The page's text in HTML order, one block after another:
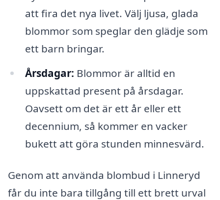
att fira det nya livet. Välj ljusa, glada
blommor som speglar den glädje som
ett barn bringar.
Årsdagar: Blommor är alltid en
uppskattad present på årsdagar.
Oavsett om det är ett år eller ett
decennium, så kommer en vacker
bukett att göra stunden minnesvärd.
Genom att använda blombud i Linneryd
får du inte bara tillgång till ett brett urval